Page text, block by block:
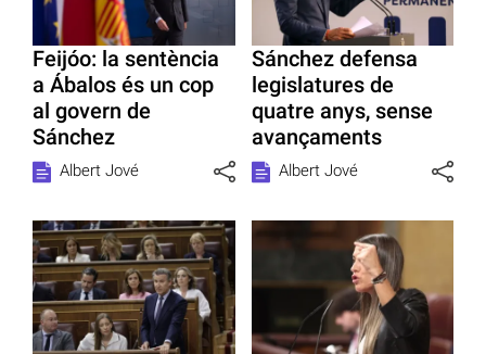
Feijóo: la sentència
a Ábalos és un cop
al govern de
Sánchez
Albert Jové
Sánchez defensa
legislatures de
quatre anys, sense
avançaments
Albert Jové